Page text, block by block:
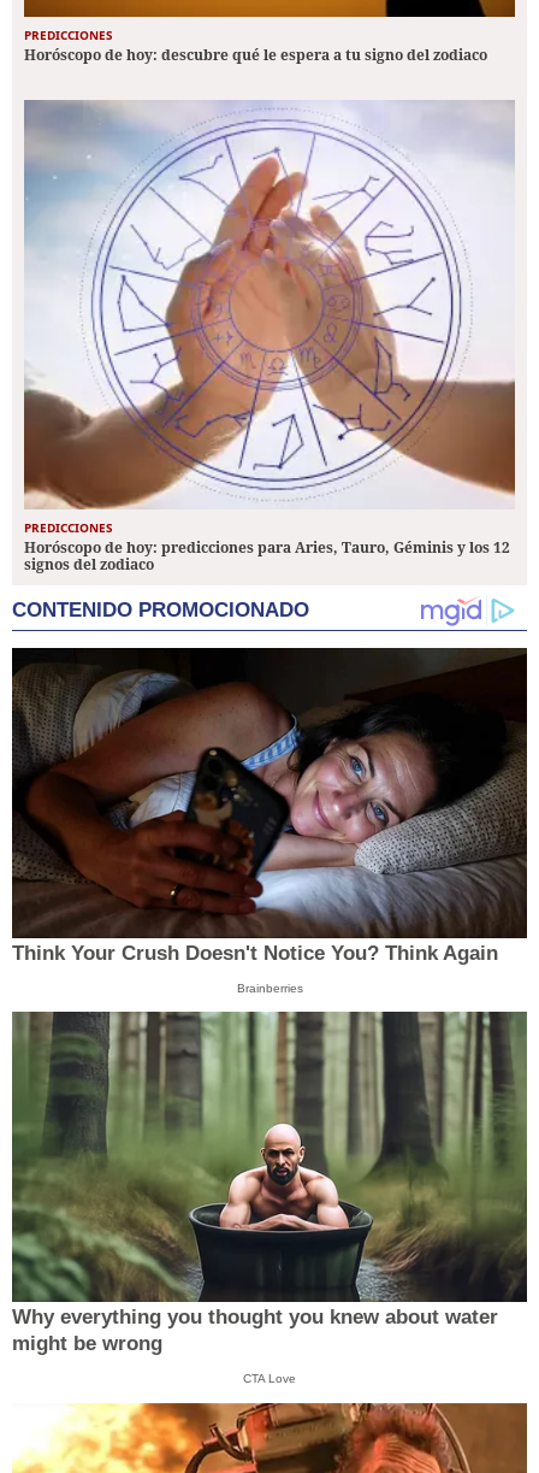
PREDICCIONES
Horóscopo de hoy: descubre qué le espera a tu signo del zodiaco
PREDICCIONES
Horóscopo de hoy: predicciones para Aries, Tauro, Géminis y los 12
signos del zodiaco
CONTENIDO PROMOCIONADO
Think Your Crush Doesn't Notice You? Think Again
Brainberries
Why everything you thought you knew about water
might be wrong
CTA Love